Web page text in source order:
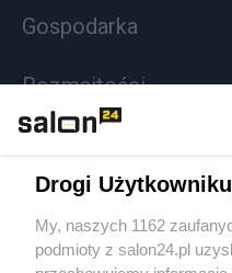
Gospodarka
Rozmaitości
Sport
Społeczeństwo
Drogi
My, naszych 1162
podmioty z salon24.pl